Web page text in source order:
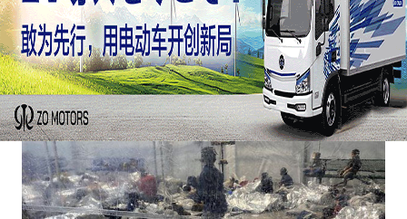
美国“边境危机”凸显双重人权标准
余娟 评论 国际视角
日本华侨报网 2021/3/29 07:59:56